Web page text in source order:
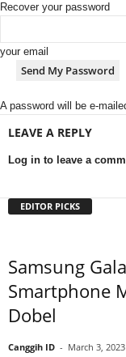
Recover your password
your email
A password will be e-
LEAVE A REPLY
Log in to leave a
EDITOR PICKS
Samsung
Smartphone
Dobel
Canggih ID - March 3, 2023